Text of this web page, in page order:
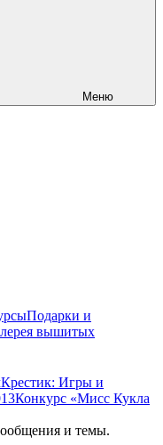
Меню
Подарки и
вышитых
Крестик: Игры и
Конкурс «Мисс Кукла
и темы.